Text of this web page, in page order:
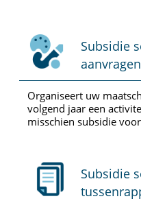
Subsidie
aanvragen
Organiseert uw
volgend jaar een
misschien subsidie
Subsidie